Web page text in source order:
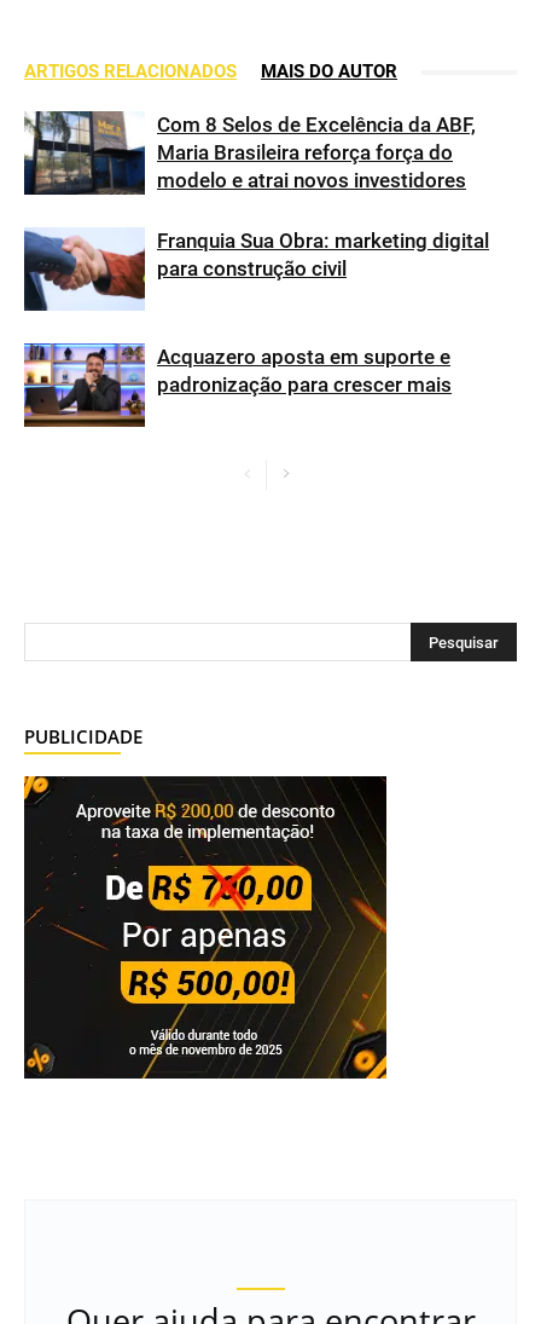
ARTIGOS RELACIONADOS MAIS DO AUTOR
Com 8 Selos de Excelência da ABF,
Maria Brasileira reforça força do
modelo e atrai novos investidores
Franquia Sua Obra: marketing digital
para construção civil
Acquazero aposta em suporte e
padronização para crescer mais
PUBLICIDADE